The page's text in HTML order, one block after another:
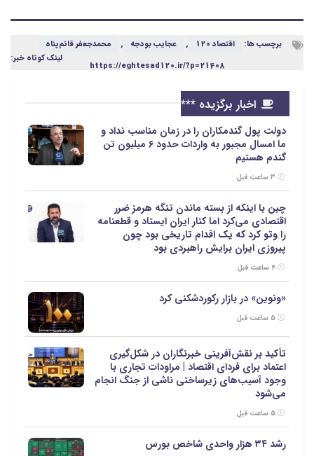
برچسب ها: اقتصاد 120 , عجایب بودجه ,
محمدجعفر قائم‌پناه
لینک کوتاه خبر:
https://eghtesad120.ir/?p=21408
اخبار برگزیده ***
دولت پول گندمکاران را در زمان مناسب نداد و
ما امسال مجبور به واردات حدود ۶ میلیون تن
گندم هستیم
چین با اینکه از بسته ماندن تنگه هرمز ضرر
اقتصادی می‌کرد اما کنار ایران ایستاد و قطعنامه
را وتو کرد که یک اقدام تاریخی بود چون
پیروزی ایران برایش راهبردی بود
«ونوین» در بازار رکوردشکنی کرد
تأکید بر نقش‌آفرینی خبرنگاران در شکل‌گیری
اعتماد برای فردای اقتصاد | مراودات تجاری با
وجود آسیب‌های زیرساختی ناشی از جنگ انجام
می‌شود
رشد ۳۴ هزار واحدی شاخص بورس